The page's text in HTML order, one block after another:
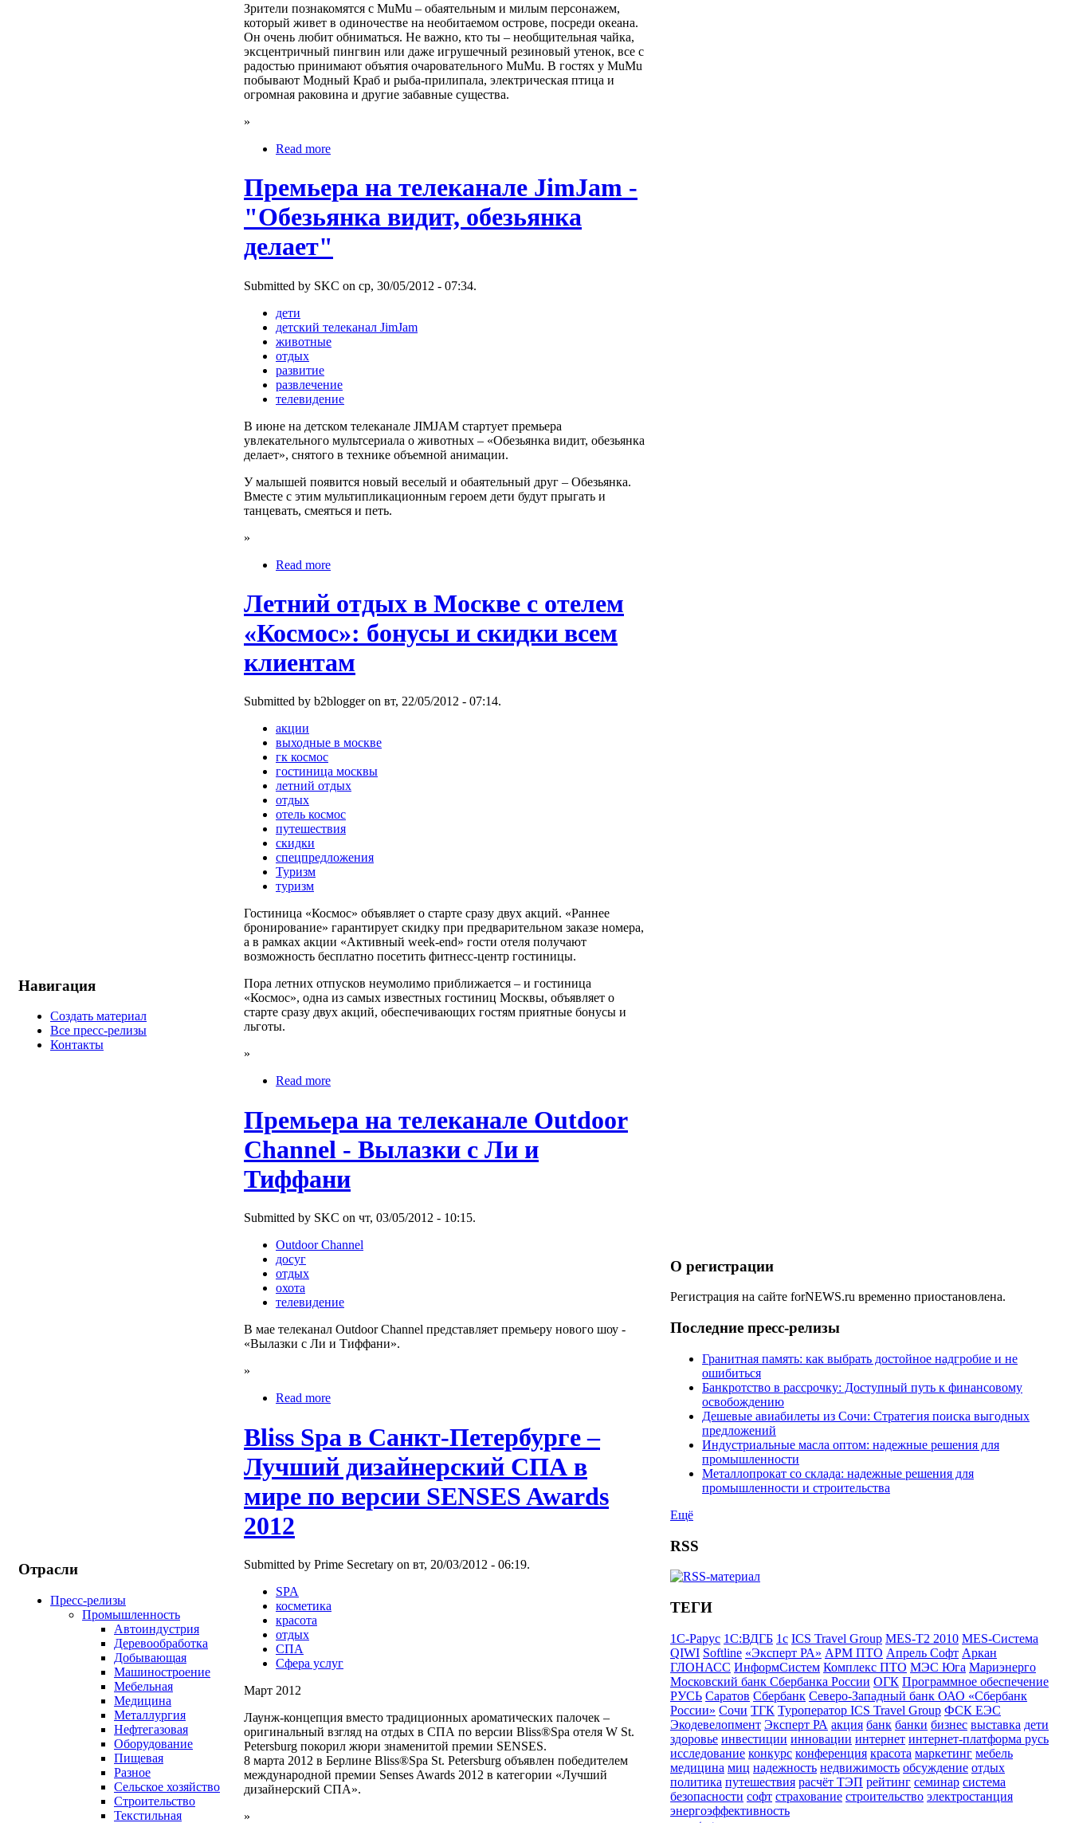
Навигация
Создать материал
Все пресс-релизы
Контакты
Отрасли
Пресс-релизы
Промышленность
Автоиндустрия
Деревообработка
Добывающая
Машиностроение
Мебельная
Медицина
Металлургия
Нефтегазовая
Оборудование
Пищевая
Разное
Сельское хозяйство
Строительство
Текстильная
Зрители познакомятся с MuMu – обаятельным и милым персонажем,
который живет в одиночестве на необитаемом острове, посреди океана.
Он очень любит обниматься. Не важно, кто ты – необщительная чайка,
эксцентричный пингвин или даже игрушечный резиновый утенок, все с
радостью принимают объятия очаровательного MuMu. В гостях у MuMu
побывают Модный Краб и рыба-прилипала, электрическая птица и
огромная раковина и другие забавные существа.
»
Read more
Премьера на телеканале JimJam -
"Обезьянка видит, обезьянка
делает"
Submitted by SKC on ср, 30/05/2012 - 07:34.
дети
детский телеканал JimJam
животные
отдых
развитие
развлечение
телевидение
В июне на детском телеканале JIMJAM стартует премьера
увлекательного мультсериала о животных – «Обезьянка видит, обезьянка
делает», снятого в технике объемной анимации.
У малышей появится новый веселый и обаятельный друг – Обезьянка.
Вместе с этим мультипликационным героем дети будут прыгать и
танцевать, смеяться и петь.
»
Read more
Летний отдых в Москве с отелем
«Космос»: бонусы и скидки всем
клиентам
Submitted by b2blogger on вт, 22/05/2012 - 07:14.
акции
выходные в москве
гк космос
гостиница москвы
летний отдых
отдых
отель космос
путешествия
скидки
спецпредложения
Туризм
туризм
Гостиница «Космос» объявляет о старте сразу двух акций. «Раннее
бронирование» гарантирует скидку при предварительном заказе номера,
а в рамках акции «Активный week-end» гости отеля получают
возможность бесплатно посетить фитнесс-центр гостиницы.
Пора летних отпусков неумолимо приближается – и гостиница
«Космос», одна из самых известных гостиниц Москвы, объявляет о
старте сразу двух акций, обеспечивающих гостям приятные бонусы и
льготы.
»
Read more
Премьера на телеканале Outdoor
Channel - Вылазки с Ли и
Тиффани
Submitted by SKC on чт, 03/05/2012 - 10:15.
Outdoor Channel
досуг
отдых
охота
телевидение
В мае телеканал Outdoor Channel представляет премьеру нового шоу -
«Вылазки с Ли и Тиффани».
»
Read more
Bliss Spa в Санкт-Петербурге –
Лучший дизайнерский СПА в
мире по версии SENSES Awards
2012
Submitted by Prime Secretary on вт, 20/03/2012 - 06:19.
SPA
косметика
красота
отдых
СПА
Сфера услуг
Март 2012
Лаунж-концепция вместо традиционных ароматических палочек –
оригинальный взгляд на отдых в СПА по версии Bliss®Spa отеля W St.
Petersburg покорил жюри знаменитой премии SENSES.
8 марта 2012 в Берлине Bliss®Spa St. Petersburg объявлен победителем
международной премии Senses Awards 2012 в категории «Лучший
дизайнерский СПА».
»
О регистрации
Регистрация на сайте forNEWS.ru временно приостановлена.
Последние пресс-релизы
Гранитная память: как выбрать достойное надгробие и не
ошибиться
Банкротство в рассрочку: Доступный путь к финансовому
освобождению
Дешевые авиабилеты из Сочи: Стратегия поиска выгодных
предложений
Индустриальные масла оптом: надежные решения для
промышленности
Металлопрокат со склада: надежные решения для
промышленности и строительства
Ещё
RSS
ТЕГИ
1С-Рарус 1С:ВДГБ 1с ICS Travel Group MES-T2 2010 MES-Система
QIWI Softline «Эксперт РА» АРМ ПТО Апрель Софт Аркан
ГЛОНАСС ИнформСистем Комплекс ПТО МЭС Юга Мариэнерго
Московский банк Сбербанка России ОГК Программное обеспечение
РУСЬ Саратов Сбербанк Северо-Западный банк ОАО «Сбербанк
России» Сочи ТГК Туроператор ICS Travel Group ФСК ЕЭС
Экодевелопмент Эксперт РА акция банк банки бизнес выставка дети
здоровье инвестиции инновации интернет интернет-платформа русь
исследование конкурс конференция красота маркетинг мебель
медицина миц надежность недвижимость обсуждение отдых
политика путешествия расчёт ТЭП рейтинг семинар система
безопасности софт страхование строительство электростанция
энергоэффективность